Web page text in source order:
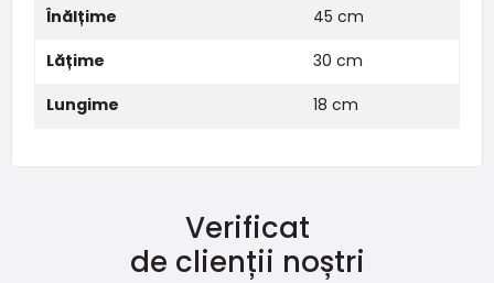
Înălțime
45 cm
Lățime
30 cm
Lungime
18 cm
Verificat
de clienții noștri